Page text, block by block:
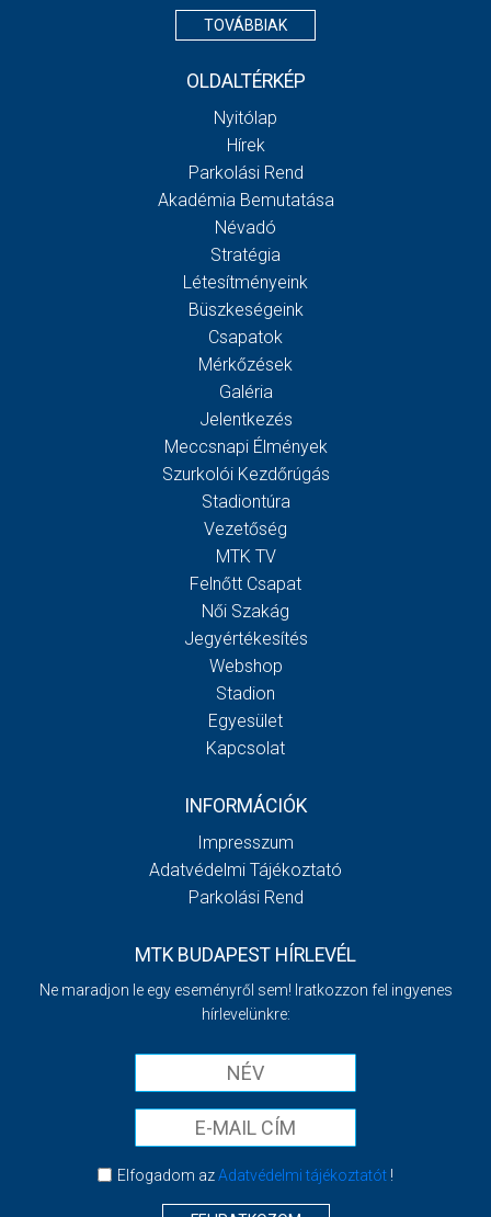
TOVÁBBIAK
OLDALTÉRKÉP
Nyitólap
Hírek
Parkolási Rend
Akadémia Bemutatása
Névadó
Stratégia
Létesítményeink
Büszkeségeink
Csapatok
Mérkőzések
Galéria
Jelentkezés
Meccsnapi Élmények
Szurkolói Kezdőrúgás
Stadiontúra
Vezetőség
MTK TV
Felnőtt Csapat
Női Szakág
Jegyértékesítés
Webshop
Stadion
Egyesület
Kapcsolat
INFORMÁCIÓK
Impresszum
Adatvédelmi Tájékoztató
Parkolási Rend
MTK BUDAPEST HÍRLEVÉL
Ne maradjon le egy eseményről sem! Iratkozzon fel ingyenes
hírlevelünkre:
Elfogadom azAdatvédelmi tájékoztatót!